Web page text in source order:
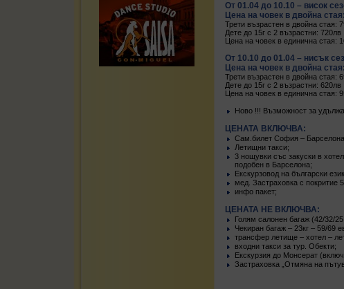
От 01.04 до 10.10 – висок
Цена на човек в двойна
Трети възрастен в двойна стая:
Дете до 15г с 2 възрастни: 720лв
Цена на човек в единична стая:
От 10.10 до 01.04 – нисък
Цена на човек в двойна
Трети възрастен в двойна стая:
Дете до 15г с 2 възрастни: 620лв
Цена на човек в единична стая:
Ново !!! Възможност за
ЦЕНАТА ВКЛЮЧВА:
Сам.билет София –
Летищни такси;
3 нощувки със закуски в
подобен в Барселона;
Екскурзовод на български
мед. Застраховка с покритие
инфо пакет;
ЦЕНАТА НЕ ВКЛЮЧВА:
Голям салонен багаж (42/32/
Чекиран багаж – 23кг – 59/69
трансфер летище – хотел –
входни такси за тур. Обекти;
Екскурзия до Монсерат
Застраховка „Отмяна на